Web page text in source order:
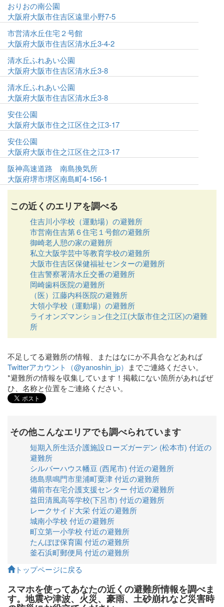
おりおの南公園
大阪府大阪市住吉区遠里小野7-5
市営清水丘住宅２号館
大阪府大阪市住吉区清水丘3-4-2
清水丘ふれあい公園
大阪府大阪市住吉区清水丘3-8
清水丘ふれあい公園
大阪府大阪市住吉区清水丘3-8
安住公園
大阪府大阪市住之江区住之江3-17
安住公園
大阪府大阪市住之江区住之江3-17
阪神高速道路 南島換気所
大阪府堺市堺区南島町4-156-1
この近くのエリアを調べる
住吉川小学校（運動場）の避難所
市営南住吉第６住宅１号館の避難所
御崎老人憩の家の避難所
私立大阪学芸中等教育学校の避難所
大阪市住吉区保健福祉センターの避難所
住吉警察署清水丘交番の避難所
岡崎歯科医院の避難所
（医）江藤内科医院の避難所
大領小学校（運動場）の避難所
ライオンズマンション住之江(大阪市住之江区)の避難
所
不足してる避難所の情報、またはなにか不具合などあれば
Twitterアカウント（@yanoshin_jp） までご連絡ください。
*避難所の情報を収集しています！掲載にない箇所があればぜ
ひ、名称と位置をご連絡ください。
その他こんなエリアでも調べられています
短期入所生活介護施設ローズガーデン (松本市) 付近の
避難所
シルバーハウス幡豆 (西尾市) 付近の避難所
徳島県鳴門市里浦町粟津 付近の避難所
備前市在宅介護支援センター 付近の避難所
益田清風高等学校(下呂市) 付近の避難所
レークサイド大栄 付近の避難所
城南小学校 付近の避難所
町立第一小学校 付近の避難所
たんぽぽ保育園 付近の避難所
釜石浜町郵便局 付近の避難所
トップページに戻る
スマホを使ってあなたの近くの避難所情報を調べま
す。地震や津波、火災、豪雨、土砂崩れなど災害時